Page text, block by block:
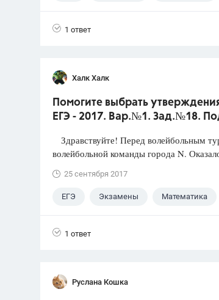
1 ответ
Халк Халк
Помогите выбрать
ЕГЭ - 2017. Вар.№1. Зад.№18.
Здравствуйте! Перед волейбольным
волейбольной команды города N.
25 сентября 2017
ЕГЭ Экзамены Математика
1 ответ
Руслана Кошка